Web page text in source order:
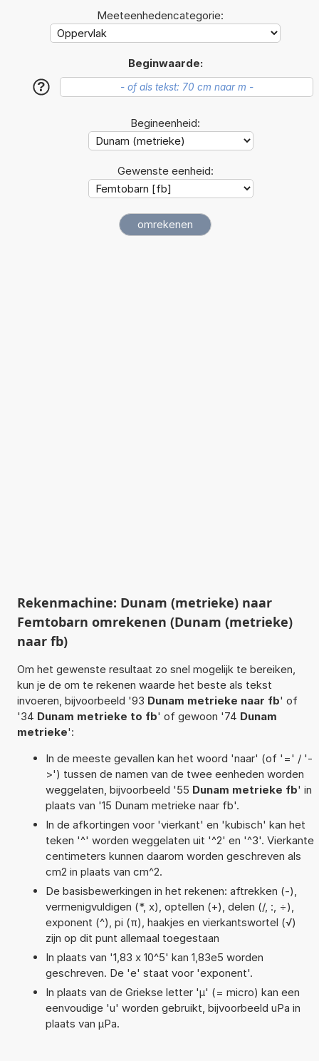
Meeteenhedencategorie:
Beginwaarde:
?
Begineenheid:
Gewenste eenheid:
Rekenmachine: Dunam (metrieke) naar
Femtobarn omrekenen (Dunam (metrieke)
naar fb)
Om het gewenste resultaat zo snel mogelijk te bereiken,
kun je de om te rekenen waarde het beste als tekst
invoeren, bijvoorbeeld '93 Dunam metrieke naar fb' of
'34 Dunam metrieke to fb' of gewoon '74 Dunam
metrieke':
In de meeste gevallen kan het woord 'naar' (of '=' / '-
>') tussen de namen van de twee eenheden worden
weggelaten, bijvoorbeeld '55 Dunam metrieke fb' in
plaats van '15 Dunam metrieke naar fb'.
In de afkortingen voor 'vierkant' en 'kubisch' kan het
teken '^' worden weggelaten uit '^2' en '^3'. Vierkante
centimeters kunnen daarom worden geschreven als
cm2 in plaats van cm^2.
De basisbewerkingen in het rekenen: aftrekken (-),
vermenigvuldigen (*, x), optellen (+), delen (/, :, ÷),
exponent (^), pi (π), haakjes en vierkantswortel (√)
zijn op dit punt allemaal toegestaan
In plaats van '1,83 x 10^5' kan 1,83e5 worden
geschreven. De 'e' staat voor 'exponent'.
In plaats van de Griekse letter 'µ' (= micro) kan een
eenvoudige 'u' worden gebruikt, bijvoorbeeld uPa in
plaats van µPa.